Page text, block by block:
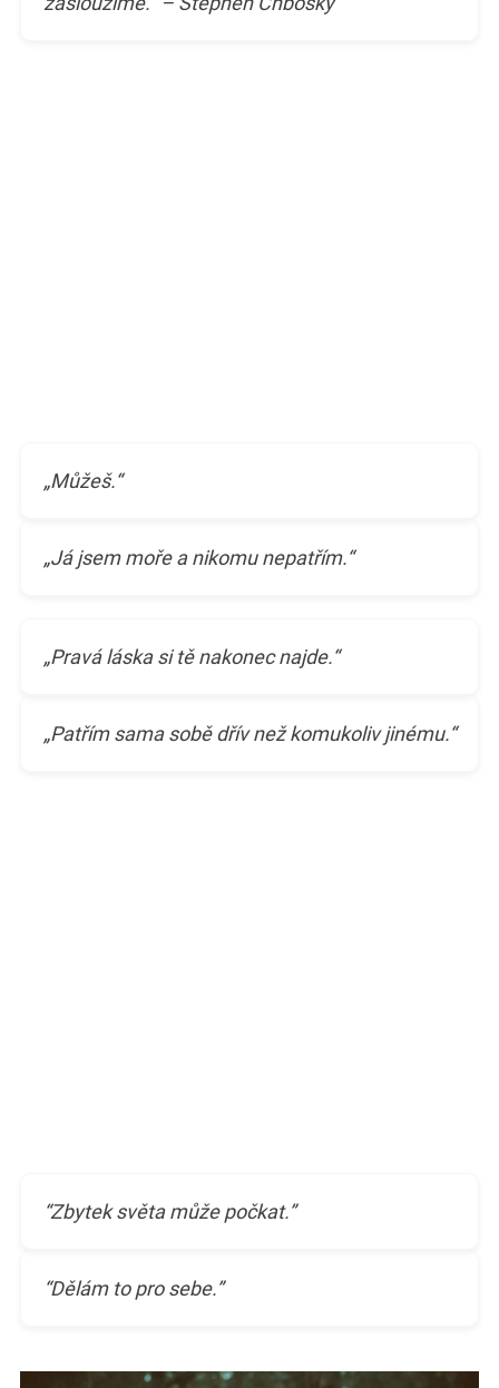
„Můžeš.“
„Já jsem moře a nikomu nepatřím.“
„Pravá láska si tě nakonec najde.“
„Patřím sama sobě dřív než komukoliv jinému.“
“Zbytek světa může počkat.”
“Dělám to pro sebe.”